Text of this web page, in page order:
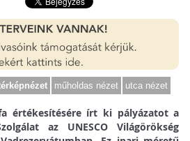
műholdas nézet utca nézet
értékesítésére írt ki pályázatot a
az UNESCO Világörökség